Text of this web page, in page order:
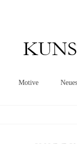
Motive Neues